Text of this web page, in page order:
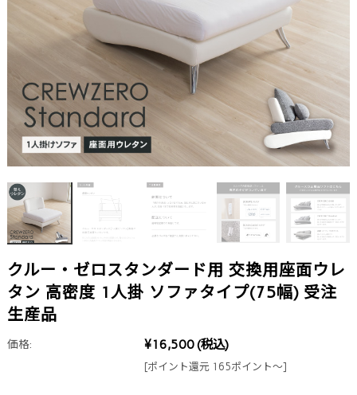
クルー・ゼロスタンダード用 交換用座面ウレ
タン 高密度 1人掛 ソファタイプ(75幅) 受注
生産品
価格: ¥16,500(税込)
[ポイント還元 165ポイント～]